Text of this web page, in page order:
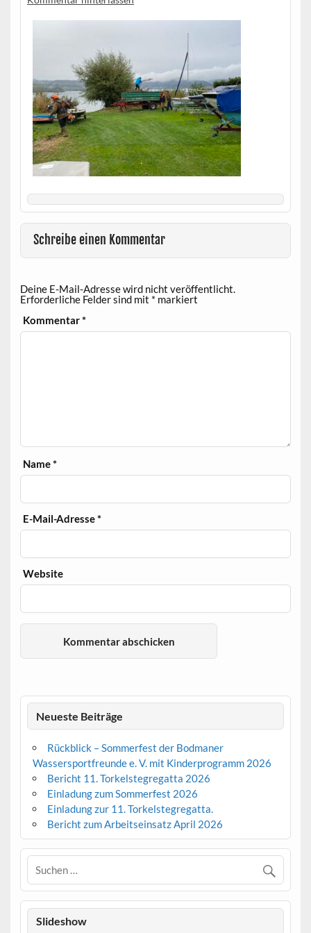
Schreibe einen Kommentar
Deine E-Mail-Adresse wird nicht veröffentlicht.
Erforderliche Felder sind mit * markiert
Kommentar*
Name*
E-Mail-Adresse*
Website
Neueste Beiträge
Rückblick – Sommerfest der Bodmaner
Wassersportfreunde e. V. mit Kinderprogramm 2026
Bericht 11. Torkelstegregatta 2026
Einladung zum Sommerfest 2026
Einladung zur 11. Torkelstegregatta.
Bericht zum Arbeitseinsatz April 2026
Slideshow